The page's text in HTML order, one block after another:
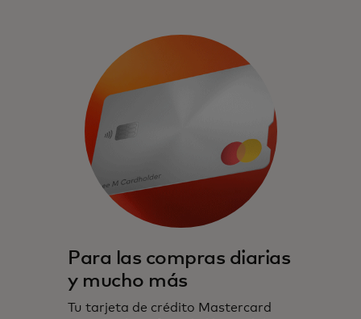
Para las compras diarias
y mucho más
Tu tarjeta de crédito Mastercard